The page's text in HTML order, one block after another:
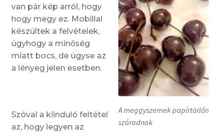
A meggyszemek papírtörlőn
száradnak
van pár kép arról, hogy
hogy megy ez. Mobillal
készültek a felvételek,
úgyhogy a minőség
miatt bocs, de úgyse az
a lényeg jelen esetben.
Szóval a kiinduló feltétel
az, hogy legyen az